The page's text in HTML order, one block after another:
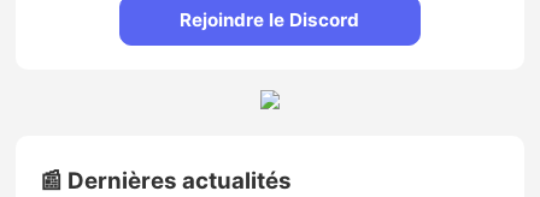
Rejoindre le Discord
📰 Dernières actualités